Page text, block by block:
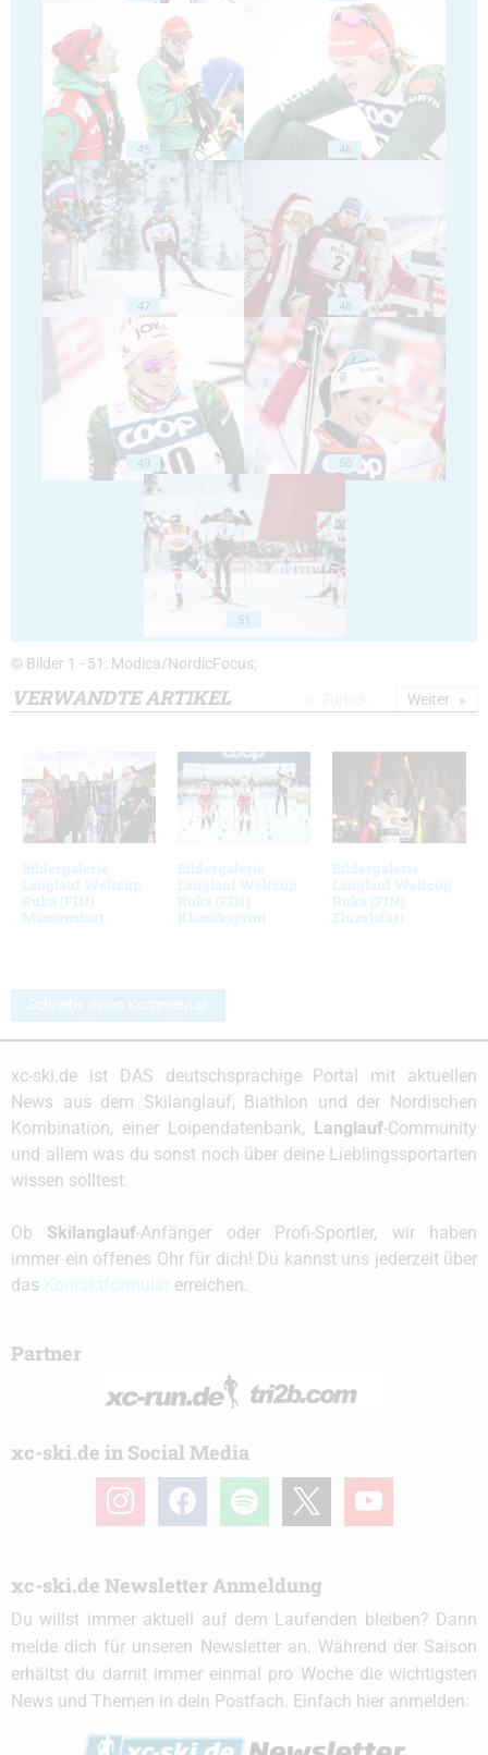
45 46
47 48
49 50
51
© Bilder 1 - 51: Modica/NordicFocus;
VERWANDTE ARTIKEL
Bildergalerie
Langlauf Weltcup
Ruka (FIN)
Massenstart
Bildergalerie
Langlauf Weltcup
Ruka (FIN)
Klassiksprint
Bildergalerie
Langlauf Weltcup
Ruka (FIN)
Einzelstart
Weiter
Schreibe einen Kommentar
xc-ski.de ist DAS deutschsprachige Portal mit aktuellen
News aus dem Skilanglauf, Biathlon und der Nordischen
Kombination, einer Loipendatenbank,
Langlauf-Community
und allem was du sonst noch über deine Lieblingssportarten
wissen solltest.
Ob Skilanglauf-Anfänger oder Profi-Sportler, wir haben
immer ein offenes Ohr für dich! Du kannst uns jederzeit über
das
erreichen.
Partner
xc-ski.de in Social Media
instagramfacebook spotify youtube
xc-ski.de Newsletter Anmeldung
Du willst immer aktuell auf dem Laufenden bleiben? Dann
melde dich für unseren Newsletter an. Während der Saison
erhältst du damit immer einmal pro Woche die wichtigsten
News und Themen in dein Postfach. Einfach hier anmelden: